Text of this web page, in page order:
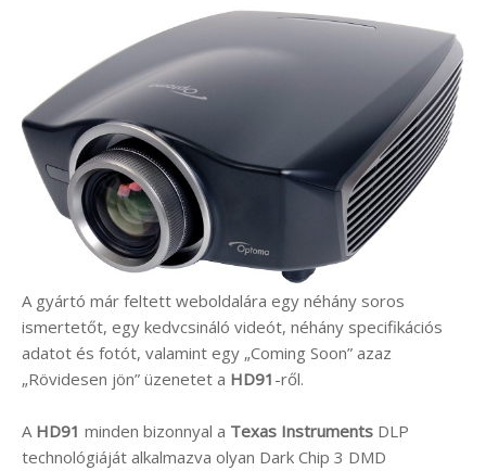
A gyártó már feltett weboldalára egy néhány soros
ismertetőt, egy kedvcsináló videót, néhány specifikációs
adatot és fotót, valamint egy „Coming Soon” azaz
„Rövidesen jön” üzenetet a HD91 -ről.
A HD91 minden bizonnyal a Texas Instruments DLP
technológiáját alkalmazva olyan Dark Chip 3 DMD